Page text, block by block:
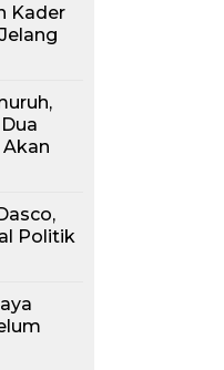
Kader
Akan
Politik